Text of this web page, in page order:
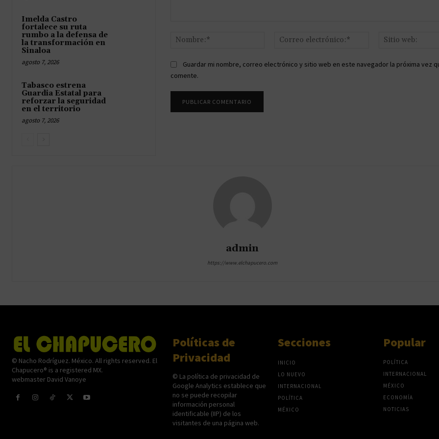
Imelda Castro
fortalece su ruta
rumbo a la defensa de
la transformación en
Sinaloa
agosto 7, 2026
Tabasco estrena
Guardia Estatal para
reforzar la seguridad
en el territorio
agosto 7, 2026
Nombre:*
Correo
Guardar mi nombre, correo electrónico y sitio web en este navegador la próxima vez
comente.
admin
https://www.elchapucero.com
© Nacho Rodríguez. México. All rights reserved. El
Chapucero® is a registered MX.
webmaster David Vanoye
Políticas de
Privacidad
© La política de privacidad de
Google Analytics establece que
no se puede recopilar
información personal
identificable (IIP) de los
visitantes de una página web.
Secciones
INICIO
LO NUEVO
INTERNACIONAL
POLÍTICA
MÉXICO
Popular
POLÍTICA
INTERNACIONAL
MÉXICO
ECONOMÍA
NOTICIAS